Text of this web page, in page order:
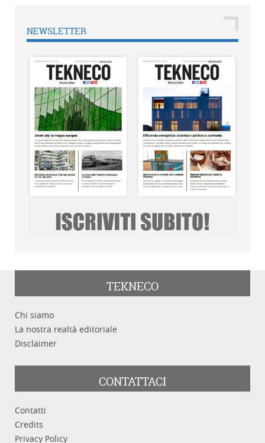
NEWSLETTER
TEKNECO
Chi siamo
La nostra realtà editoriale
Disclaimer
CONTATTACI
Contatti
Credits
Privacy Policy